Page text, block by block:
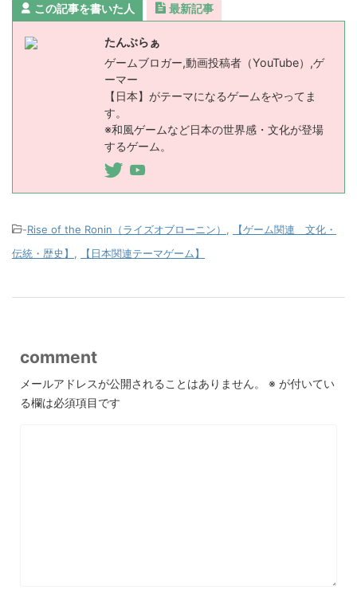
この記事を書いた人 最新記事
たんぶらぁ
ゲームブロガー,動画投稿者（YouTube）,ゲ
ーマー
【日本】がテーマになるゲームをやってま
す。
※和風ゲームなど日本の世界感・文化が登場
するゲーム。
-Rise of the Ronin（ライズオブローニン）
【ゲーム関連 文化・
伝統・歴史】
【日本関連テーマゲーム】
comment
メールアドレスが公開されることはありません。 ※ が付いてい
る欄は必須項目です